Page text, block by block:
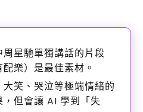
周星馳單獨講話的片段
配樂）是最佳素材。
大笑、哭泣等極端情緒的
但會讓 AI 學到「失